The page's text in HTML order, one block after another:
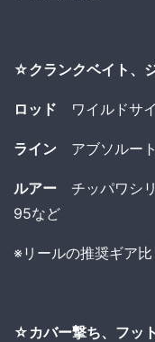
☆クランクベイト、
ロッド ワイルドサ
ライン アブソルー
ルアー チッパワシ
95など
※リールの推奨ギア
☆カバー撃ち、フッ